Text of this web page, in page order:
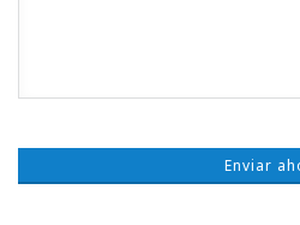
Enviar